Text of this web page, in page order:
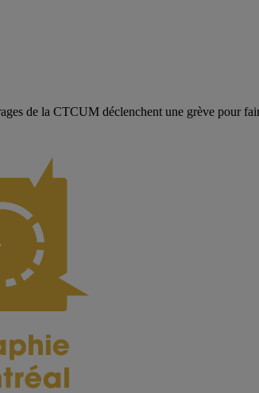
de la CTCUM déclenchent une grève pour